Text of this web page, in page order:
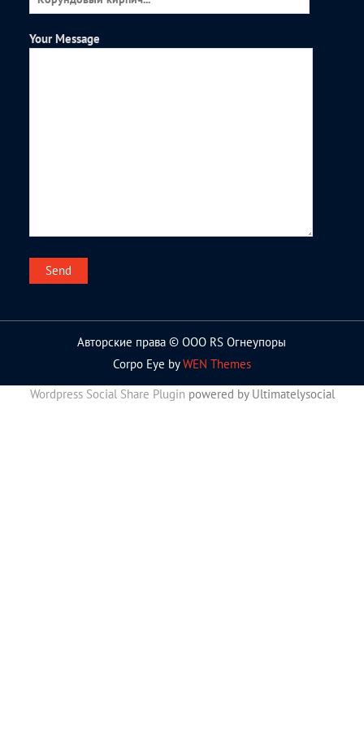
Your Message
Авторские права © ООО RS Огнеупоры
Corpo Eye byWEN Themes
Wordpress Social Share Plugin powered by Ultimatelysocial